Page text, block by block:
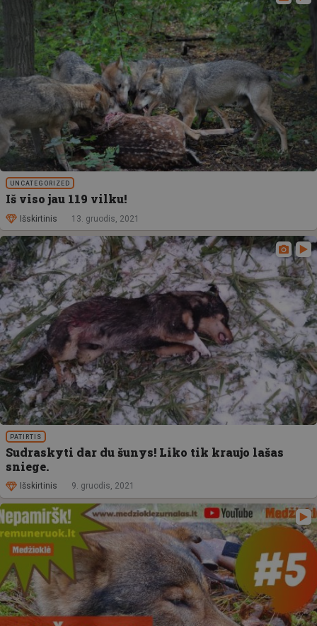
UNCATEGORIZED
Iš viso jau 119 vilku!
Išskirtinis 13. gruodis, 2021
PATIRTIS
Sudraskyti dar du šunys! Liko tik kraujo lašas
sniege.
Išskirtinis 9. gruodis, 2021